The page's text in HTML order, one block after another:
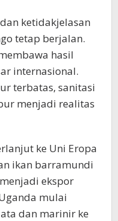
ketidakjelasan
tetap berjalan.
hasil
internasional.
terbatas, sanitasi
menjadi realitas
ke Uni Eropa
ikan barramundi
ekspor
mulai
dan marinir ke